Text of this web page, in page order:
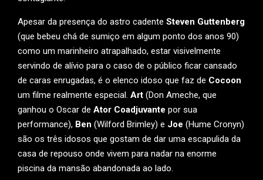
Apesar da presença do astro cadente Steven Guttenberg
(que bebeu chá de sumiço em algum ponto dos anos 90)
como um marinheiro atrapalhado, estar visivelmente
servindo de alívio para o caso de o público ficar cansado
de caras enrugadas, é o elenco idoso que faz de Cocoon
um filme realmente especial. Art (Don Ameche, que
ganhou o Oscar de Ator Coadjuvante por sua
performance), Ben (Wilford Brimley) e Joe (Hume Cronyn)
são os três idosos que gostam de dar uma escapulida da
casa de repouso onde vivem para nadar na enorme
piscina da mansão abandonada ao lado.